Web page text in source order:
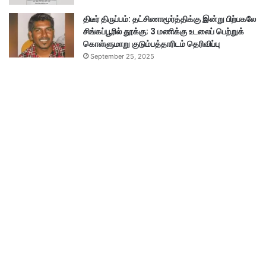
திடீர் திருப்பம்: தட்சிணாமூர்த்திக்கு இன்று பிற்பகலே
சிங்கப்பூரில் தூக்கு; 3 மணிக்கு உடலைப் பெற்றுக்
கொள்ளுமாறு குடும்பத்தாரிடம் தெரிவிப்பு
September 25, 2025